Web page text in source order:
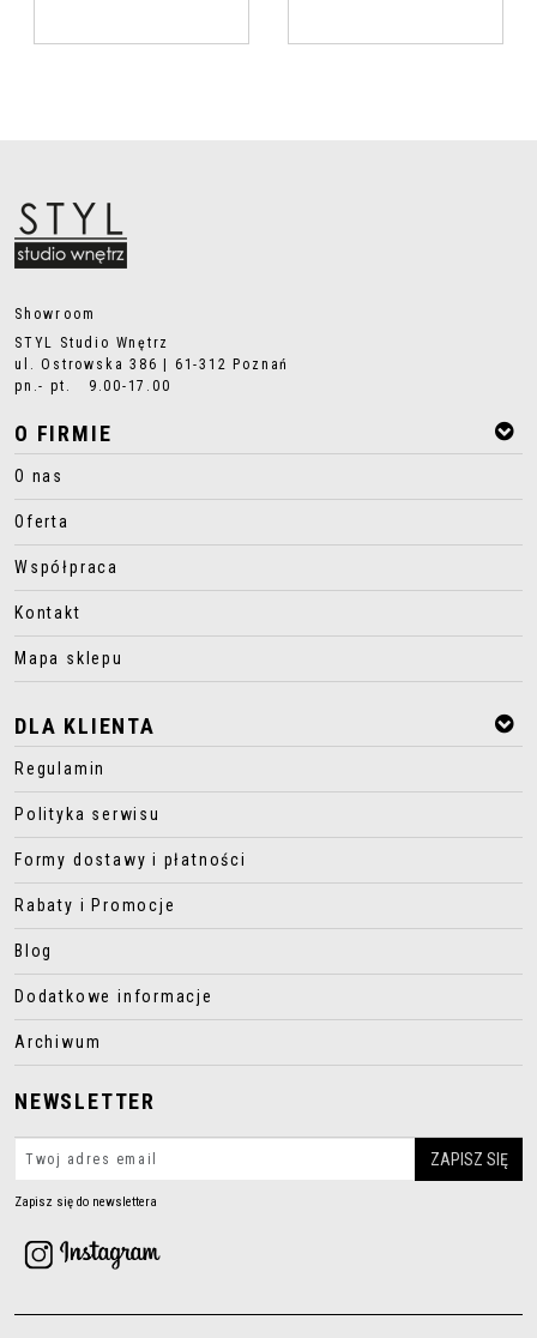
Showroom
STYL Studio Wnętrz
ul. Ostrowska 386 | 61-312 Poznań
pn.- pt. 9.00-17.00
O FIRMIE
O nas
Oferta
Współpraca
Kontakt
Mapa sklepu
DLA KLIENTA
Regulamin
Polityka serwisu
Formy dostawy i płatności
Rabaty i Promocje
Blog
Dodatkowe informacje
Archiwum
NEWSLETTER
Zapisz się do newslettera